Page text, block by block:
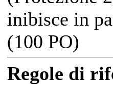
inibisce in
(100 PO)
Regole di